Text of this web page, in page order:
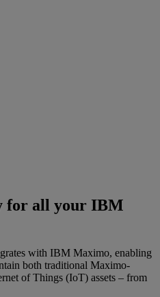
for all your IBM
with IBM Maximo, enabling
both traditional Maximo-
of Things (IoT) assets – from